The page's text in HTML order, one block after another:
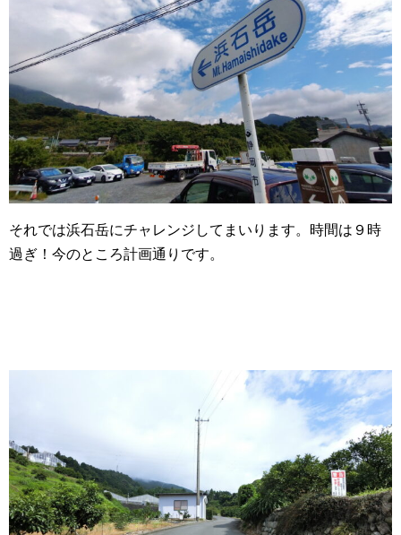
それでは浜石岳にチャレンジしてまいります。時間は９時
過ぎ！今のところ計画通りです。